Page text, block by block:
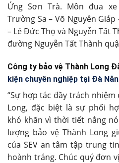
Ứng Sơn Trà. Môn đua
Trường Sa – Võ Nguyên
– Lê Đức Thọ và Nguyễn Tất
đường Nguyễn Tất Thành
Công ty bảo vệ Thành Long
kiện chuyên nghiệp tại Đà
“Sự hợp tác đầy trách nhiệm
Long, đặc biệt là sự phối
khó khăn vì thời tiết nắng
lượng bảo vệ Thành Long
của SEV an tâm tập trung
hoành tráng. Chúc quý đơn